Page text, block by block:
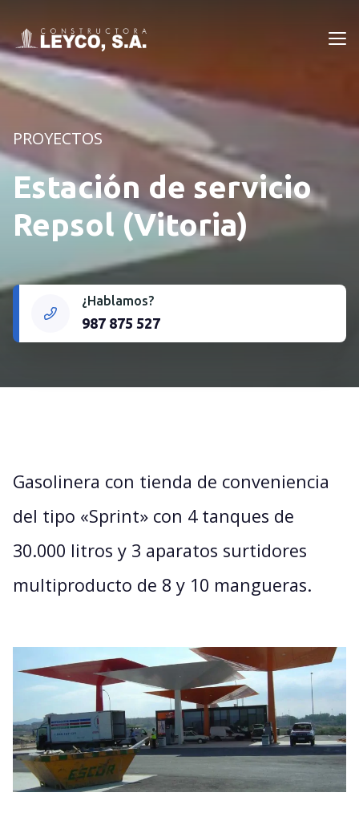
Leyco
PROYECTOS
Estación de servicio
Repsol (Vitoria)
¿Hablamos?
987 875 527
Gasolinera con tienda de conveniencia
del tipo «Sprint» con 4 tanques de
30.000 litros y 3 aparatos surtidores
multiproducto de 8 y 10 mangueras.